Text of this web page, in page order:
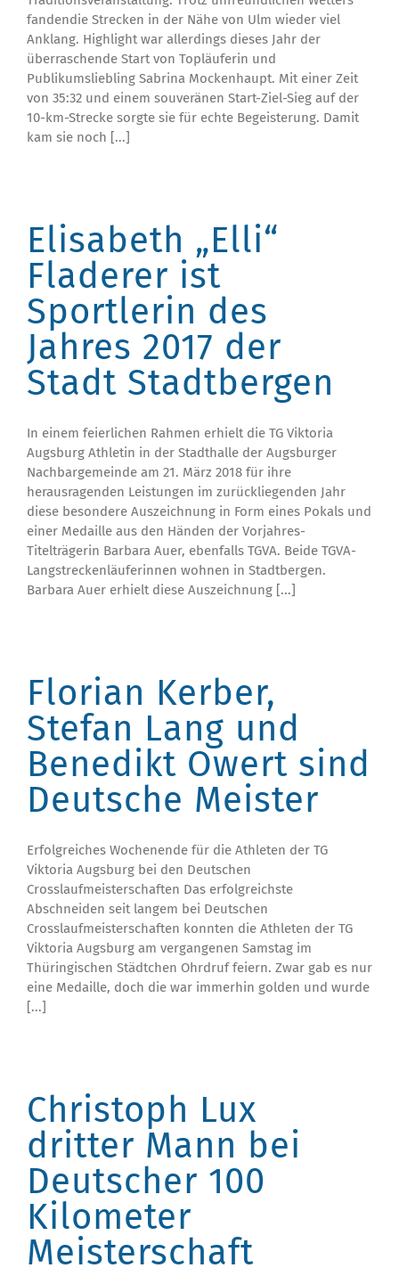
fandendie Strecken in der Nähe von Ulm wieder viel
Anklang. Highlight war allerdings dieses Jahr der
überraschende Start von Topläuferin und
Publikumsliebling Sabrina Mockenhaupt. Mit einer Zeit
von 35:32 und einem souveränen Start-Ziel-Sieg auf der
10-km-Strecke sorgte sie für echte Begeisterung. Damit
kam sie noch [...]
Elisabeth „Elli“
Fladerer ist
Sportlerin des
Jahres 2017 der
Stadt Stadtbergen
In einem feierlichen Rahmen erhielt die TG Viktoria
Augsburg Athletin in der Stadthalle der Augsburger
Nachbargemeinde am 21. März 2018 für ihre
herausragenden Leistungen im zurückliegenden Jahr
diese besondere Auszeichnung in Form eines Pokals und
einer Medaille aus den Händen der Vorjahres-
Titelträgerin Barbara Auer, ebenfalls TGVA. Beide TGVA-
Langstreckenläuferinnen wohnen in Stadtbergen.
Barbara Auer erhielt diese Auszeichnung [...]
Florian Kerber,
Stefan Lang und
Benedikt Owert sind
Deutsche Meister
Erfolgreiches Wochenende für die Athleten der TG
Viktoria Augsburg bei den Deutschen
Crosslaufmeisterschaften Das erfolgreichste
Abschneiden seit langem bei Deutschen
Crosslaufmeisterschaften konnten die Athleten der TG
Viktoria Augsburg am vergangenen Samstag im
Thüringischen Städtchen Ohrdruf feiern. Zwar gab es nur
eine Medaille, doch die war immerhin golden und wurde
[...]
Christoph Lux
dritter Mann bei
Deutscher 100
Kilometer
Meisterschaft